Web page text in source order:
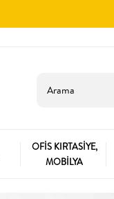
OFİS KIRTASİYE,
MOBİLYA